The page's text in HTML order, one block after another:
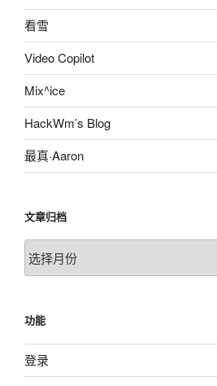
看雪
Video Copilot
Mix^ice
HackWm’s Blog
最真·Aaron
文章归档
文
章
功能
登录